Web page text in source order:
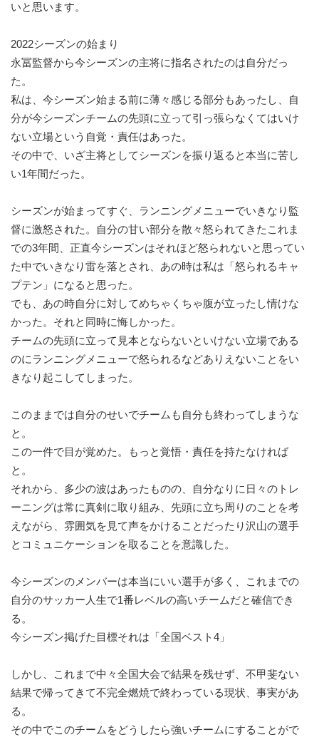
いと思います。
2022シーズンの始まり
永冨監督から今シーズンの主将に指名されたのは自分だっ
た。
私は、今シーズン始まる前に薄々感じる部分もあったし、自
分が今シーズンチームの先頭に立って引っ張らなくてはいけ
ない立場という自覚・責任はあった。
その中で、いざ主将としてシーズンを振り返ると本当に苦し
い1年間だった。
シーズンが始まってすぐ、ランニングメニューでいきなり監
督に激怒された。自分の甘い部分を散々怒られてきたこれま
での3年間、正直今シーズンはそれほど怒られないと思ってい
た中でいきなり雷を落とされ、あの時は私は「怒られるキャ
プテン」になると思った。
でも、あの時自分に対してめちゃくちゃ腹が立ったし情けな
かった。それと同時に悔しかった。
チームの先頭に立って見本とならないといけない立場である
のにランニングメニューで怒られるなどありえないことをい
きなり起こしてしまった。
このままでは自分のせいでチームも自分も終わってしまうな
と。
この一件で目が覚めた。もっと覚悟・責任を持たなければ
と。
それから、多少の波はあったものの、自分なりに日々のトレ
ーニングは常に真剣に取り組み、先頭に立ち周りのことを考
えながら、雰囲気を見て声をかけることだったり沢山の選手
とコミュニケーションを取ることを意識した。
今シーズンのメンバーは本当にいい選手が多く、これまでの
自分のサッカー人生で1番レベルの高いチームだと確信でき
る。
今シーズン掲げた目標それは「全国ベスト4」
しかし、これまで中々全国大会で結果を残せず、不甲斐ない
結果で帰ってきて不完全燃焼で終わっている現状、事実があ
る。
その中でこのチームをどうしたら強いチームにすることがで